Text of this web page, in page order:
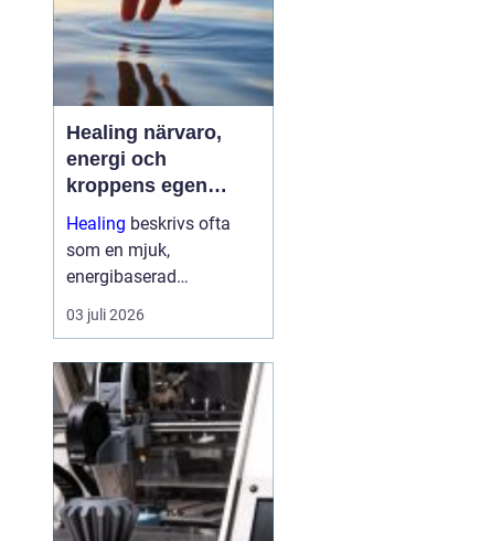
Healing närvaro,
energi och
kroppens egen
förmåga att läka
Healing beskrivs ofta
som en mjuk,
energibaserad
behandlingsmetod som
stödjer kroppens egen
ligger på balans, lugn
och ökad närvaro
snarare än snabba
mirakel. Många som
provar upplever ...
03 juli 2026